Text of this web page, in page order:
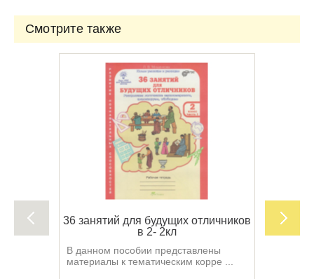
Смотрите также
36 занятий для будущих отличников
в 2- 2кл
В данном пособии представлены
материалы к тематическим корре ...